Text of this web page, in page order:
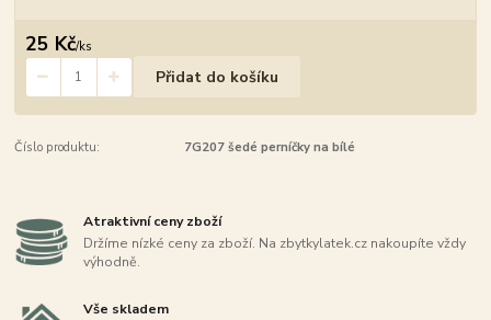
25 Kč/ks
Přidat do košíku
Číslo produktu: 7G207 šedé perníčky na bílé
Atraktivní ceny zboží
Držíme nízké ceny za zboží. Na zbytkylatek.cz nakoupíte vždy
výhodně.
Vše skladem